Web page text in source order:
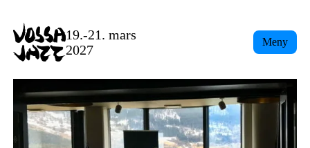
content
19.-21. mars
2027
Meny